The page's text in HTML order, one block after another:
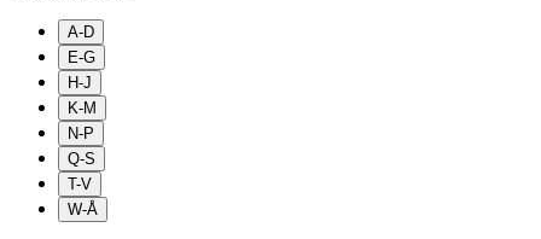
A-D
E-G
H-J
K-M
N-P
Q-S
T-V
W-Å